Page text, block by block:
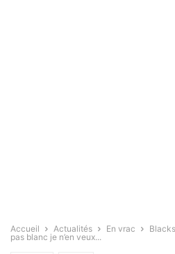
Accueil Actualités En vrac
pas blanc je n’en veux...